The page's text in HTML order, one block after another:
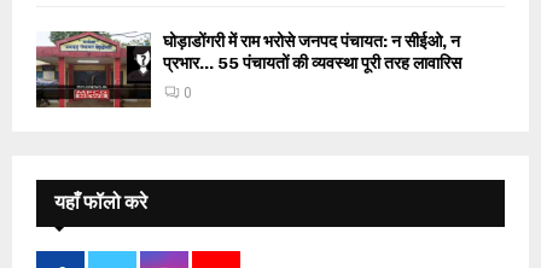
घोड़ाडोंगरी में राम भरोसे जनपद पंचायत: न सीईओ, न
प्रभार… 55 पंचायतों की व्यवस्था पूरी तरह लावारिस
0
यहाँ फॉलो करे